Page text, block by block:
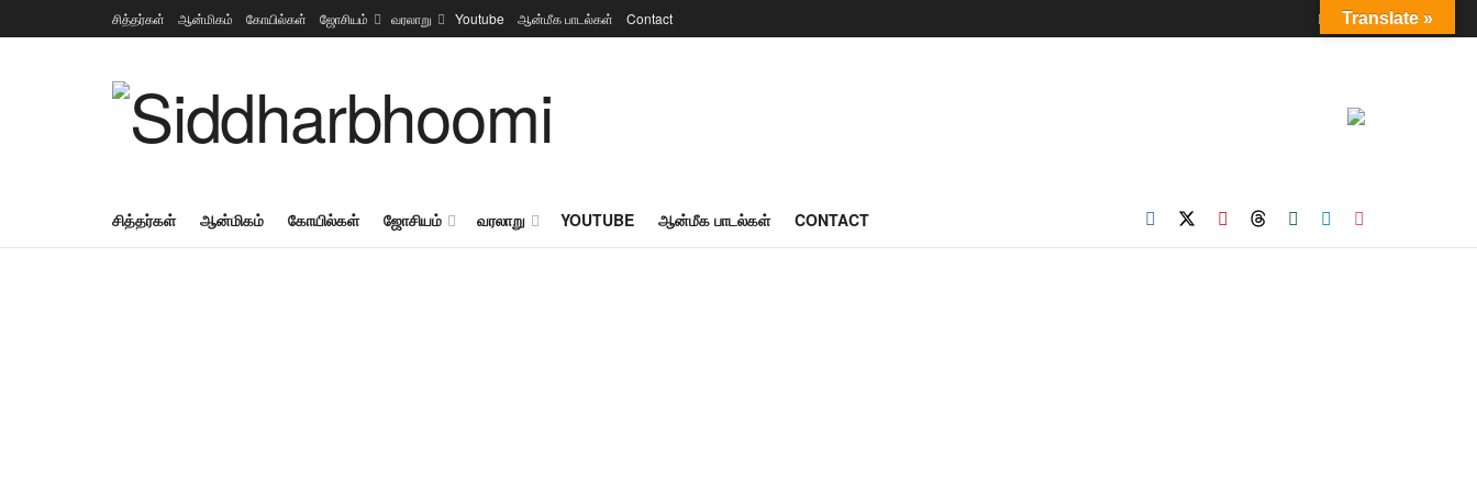
சித்தர்கள் ஆன்மிகம் கோயில்கள் ஜோசியம் வரலாறு Youtube ஆன்மீக பாடல்கள் Contact Login
சித்தர்கள் ஆன்மிகம் கோயில்கள் ஜோசியம் வரலாறு YOUTUBE ஆன்மீக பாடல்கள் CONTACT
Translate »